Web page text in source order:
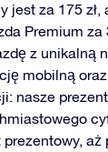
jest za 175
Premium
z unikalną
mobilną
nasze
aż